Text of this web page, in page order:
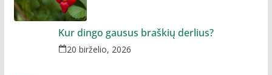
Kur dingo gausus braškių derlius?
20 birželio, 2026